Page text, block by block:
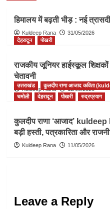
हिमालय में बढ़ती भीड़ : नई
Kuldeep Rana
31/05/2026
देहरादून
पोखरी
राजकीय जूनियर हाईस्कूल
चेतावनी
Kuldeep Rana 12/05/2026
उत्तराखंड कुलदीप राणा आजाद कविता
चमोली
देहरादून पोखरी रुद्रप्रयाग
कुलदीप राणा ‘आजाद’
बड़ी हस्ती, पत्रकारिता और
Kuldeep Rana 11/05/2026
Leave a Reply